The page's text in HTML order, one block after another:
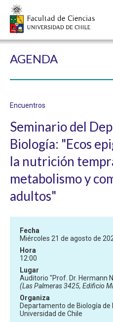
ESTUDIANTES
FUNCIONARIOS
AGENDA
Encuentros
Seminario del
Biología: "Ecos
la nutrición
metabolismo y
adultos"
Fecha
Miércoles 21 de agosto de
Hora
12:00
Lugar
Auditorio "Prof. Dr. Hermann
(Las Palmeras 3425, Edificio
Organiza
Departamento de Biología de
Universidad de Chile